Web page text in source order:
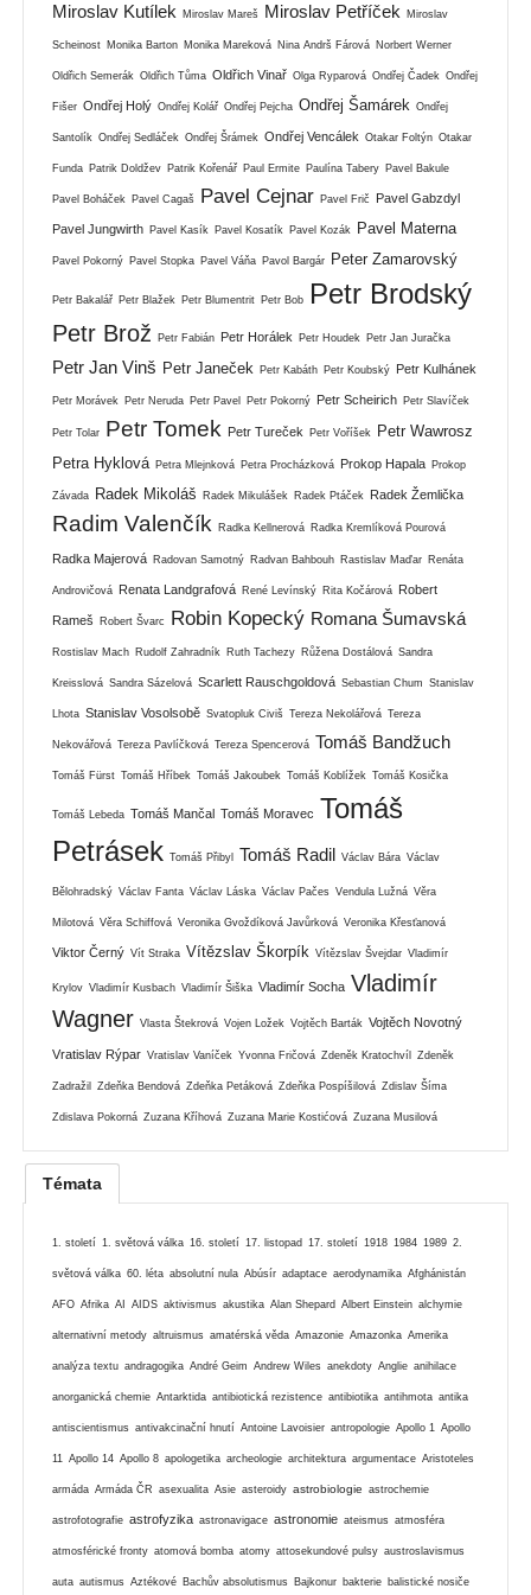
Miroslav Kutílek Miroslav Mareš Miroslav Petříček Miroslav
Scheinost Monika Barton Monika Mareková Nina Andrš Fárová Norbert Werner
Oldřich Semerák Oldřich Tůma Oldřich Vinař Olga Ryparová Ondřej Čadek Ondřej
Fišer Ondřej Holý Ondřej Kolář Ondřej Pejcha Ondřej Šamárek Ondřej
Santolík Ondřej Sedláček Ondřej Šrámek Ondřej Vencálek Otakar Foltýn Otakar
Funda Patrik Doldžev Patrik Kořenář Paul Ermite Paulína Tabery Pavel Bakule
Pavel Boháček Pavel Cagaš Pavel Cejnar Pavel Frič Pavel Gabzdyl
Pavel Jungwirth Pavel Kasík Pavel Kosatík Pavel Kozák Pavel Materna
Pavel Pokorný Pavel Stopka Pavel Váňa Pavol Bargár Peter Zamarovský
Petr Bakalář Petr Blažek Petr Blumentrit Petr Bob Petr Brodský
Petr Brož Petr Fabián Petr Horálek Petr Houdek Petr Jan Juračka
Petr Jan Vinš Petr Janeček Petr Kabáth Petr Koubský Petr Kulhánek
Petr Morávek Petr Neruda Petr Pavel Petr Pokorný Petr Scheirich Petr Slavíček
Petr Tolar Petr Tomek Petr Tureček Petr Voříšek
Petr Wawrosz
Petra Hyklová Petra Mlejnková Petra Procházková Prokop Hapala Prokop
Závada Radek Mikoláš Radek Mikulášek Radek Ptáček Radek Žemlička
Radim Valenčík Radka Kellnerová Radka Kremlíková Pourová
Radka Majerová Radovan Samotný Radvan Bahbouh Rastislav Maďar Renáta
Androvičová Renata Landgrafová René Levínský Rita Kočárová Robert
Rameš Robert Švarc Robin Kopecký Romana Šumavská
Rostislav Mach Rudolf Zahradník Ruth Tachezy Růžena Dostálová Sandra
Kreisslová Sandra Sázelová Scarlett Rauschgoldová Sebastian Chum Stanislav
Lhota Stanislav Vosolsobě Svatopluk Civiš Tereza Nekolářová Tereza
Nekovářová Tereza Pavlíčková Tereza Spencerová Tomáš Bandžuch
Tomáš Fürst Tomáš Hříbek Tomáš Jakoubek Tomáš Koblížek Tomáš Kosička
Tomáš Lebeda Tomáš Mančal Tomáš Moravec Tomáš
Petrásek Tomáš Přibyl Tomáš Radil Václav Bára Václav
Bělohradský Václav Fanta Václav Láska Václav Pačes Vendula Lužná Věra
Milotová Věra Schiffová Veronika Gvoždíková Javůrková Veronika Křesťanová
Viktor Černý Vít Straka Vítězslav Škorpík Vítězslav Švejdar Vladimír
Krylov Vladimír Kusbach Vladimír Šiška Vladimír Socha Vladimír
Wagner Vlasta Štekrová Vojen Ložek Vojtěch Barták Vojtěch Novotný
Vratislav Rýpar Vratislav Vaníček Yvonna Fričová Zdeněk Kratochvíl Zdeněk
Zadražil Zdeňka Bendová Zdeňka Petáková Zdeňka Pospíšilová Zdislav Šíma
Zdislava Pokorná Zuzana Kříhová Zuzana Marie Kostićová Zuzana Musilová
Témata
1. století 1. světová válka 16. století 17. listopad 17. století 1918 1984 1989 2.
světová válka 60. léta absolutní nula Abúsír adaptace aerodynamika Afghánistán
AFO Afrika AI AIDS aktivismus akustika Alan Shepard Albert Einstein alchymie
alternativní metody altruismus amatérská věda Amazonie Amazonka Amerika
analýza textu andragogika André Geim Andrew Wiles anekdoty Anglie anihilace
anorganická chemie Antarktida antibiotická rezistence antibiotika antihmota antika
antiscientismus antivakcinační hnutí Antoine Lavoisier antropologie Apollo 1 Apollo
11 Apollo 14 Apollo 8 apologetika archeologie architektura argumentace Aristoteles
armáda Armáda ČR asexualita Asie asteroidy astrobiologie astrochemie
astrofotografie astrofyzika astronavigace astronomie ateismus atmosféra
atmosférické fronty atomová bomba atomy attosekundové pulsy austroslavismus
auta autismus Aztékové Bachův absolutismus Bajkonur bakterie balistické nosiče